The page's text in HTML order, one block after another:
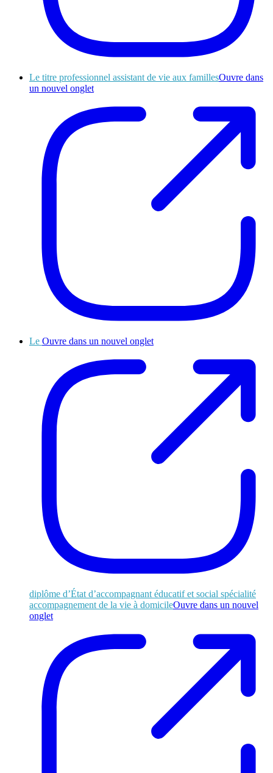
Le titre professionnel assistant de vie aux famillesOuvre dans
un nouvel onglet
Le Ouvre dans un nouvel onglet
diplôme d’État d’accompagnant éducatif et social spécialité
accompagnement de la vie à domicileOuvre dans un nouvel
onglet